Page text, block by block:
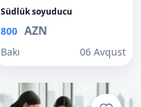
Südlük soyuducu
800 AZN
Bakı 06 Avqust